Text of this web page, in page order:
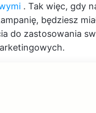
. Tak więc, gdy
będziesz
do zastosowania